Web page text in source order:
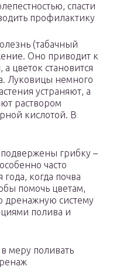
спасти
профилактику
(табачный
Оно приводит к
а цветок становится
Луковицы немного
устраняют, а
раствором
кислотой. В
грибку –
часто
когда почва
помочь цветам,
дренажную систему
полива и
меру поливать